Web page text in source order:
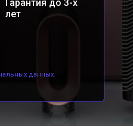
Гарантия до 3-х
лет
данных.